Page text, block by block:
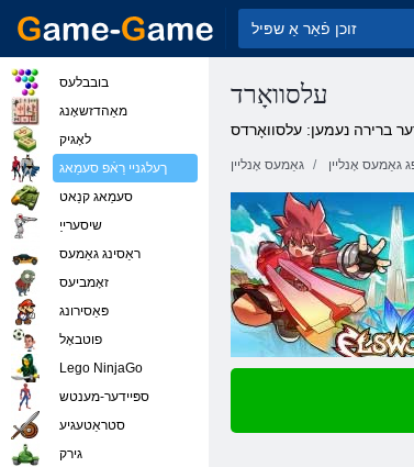
עלסוואָרד
ברירה נעמען: עלסוואָרדס
גאַמעס אָנליין גאַמעס אָנליין
בובבלעס
מאַהדזשאָנג
לאָגיק
ךעלגניי רַאֿפ סעמַאג
סעמַאג קנַאט
שיסערייַ
ראַסינג גאַמעס
זאָמביעס
פּאַסירונג
פוטבאָל
Lego NinjaGo
ספּיידער-מענטש
סטראַטעגיע
גירק